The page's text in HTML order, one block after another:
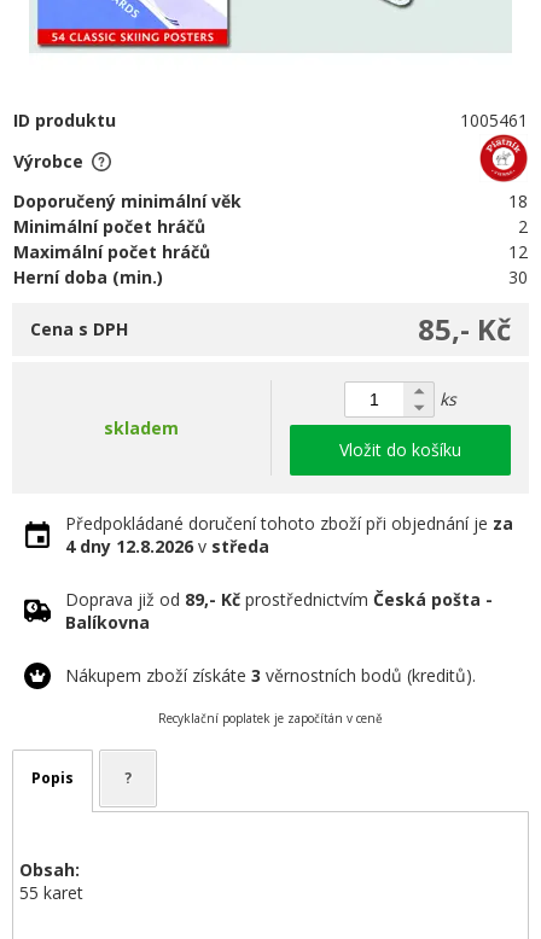
ID produktu
1005461
Výrobce
Doporučený minimální věk
18
Minimální počet hráčů
2
Maximální počet hráčů
12
Herní doba (min.)
30
85,- Kč
Cena s DPH
skladem
ks
Vložit do košíku
Předpokládané doručení tohoto zboží při objednání je za
4 dny 12.8.2026 v středa
Doprava již od 89,- Kč prostřednictvím Česká pošta -
Balíkovna
Nákupem zboží získáte 3 věrnostních bodů (kreditů).
Recyklační poplatek je započítán v ceně
Popis ?
Obsah:
55 karet